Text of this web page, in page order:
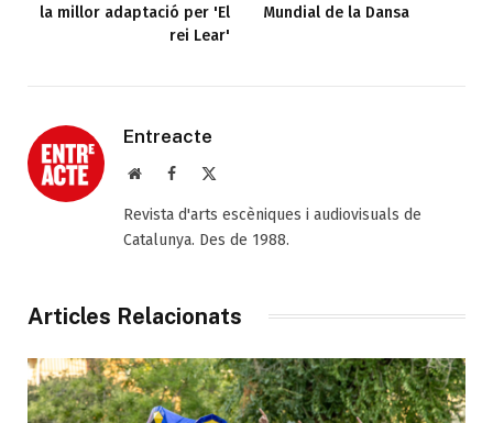
la millor adaptació per 'El
rei Lear'
Mundial de la Dansa
Entreacte
Web Facebook
Revista d'arts escèniques i audiovisuals de
Catalunya. Des de 1988.
Articles Relacionats